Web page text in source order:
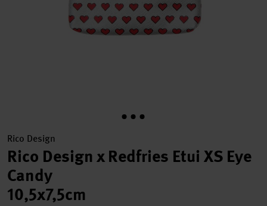
Rico Design
Rico Design x Redfries Etui XS Eye
Candy
10,5x7,5cm